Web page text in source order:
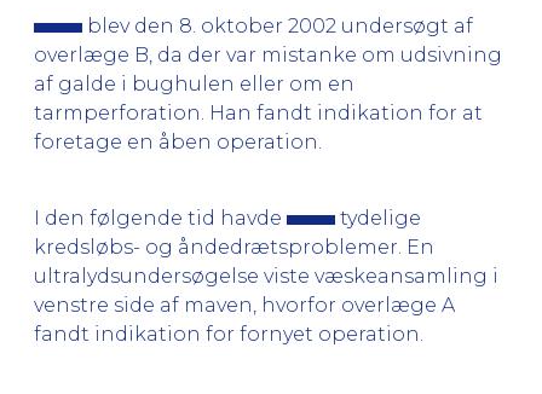
blev den 8. oktober 2002 undersøgt af
overlæge B, da der var mistanke om udsivning
af galde i bughulen eller om en
tarmperforation. Han fandt indikation for at
foretage en åben operation.
I den følgende tid havde
tydelige
kredsløbs- og åndedrætsproblemer. En
ultralydsundersøgelse viste væskeansamling i
venstre side af maven, hvorfor overlæge A
fandt indikation for fornyet operation.